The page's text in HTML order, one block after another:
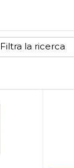
Filtra la ricerca